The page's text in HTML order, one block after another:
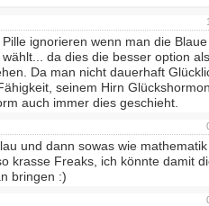
ignorieren wenn man die
da dies die besser option
Da man nicht dauerhaft
seinem Hirn
auch immer dies geschieht.
und dann sowas wie
krasse Freaks, ich könnte damit
bringen :)